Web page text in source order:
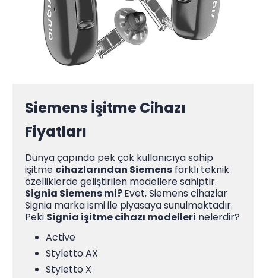
Siemens İşitme Cihazı
Fiyatları
Dünya çapında pek çok kullanıcıya sahip
işitme cihazlarından Siemens farklı teknik
özelliklerde geliştirilen modellere sahiptir.
Signia Siemens mi?Evet, Siemens cihazlar
Signia marka ismi ile piyasaya sunulmaktadır.
Peki Signia işitme cihazı modelleri nelerdir?
Active
Styletto AX
Styletto X